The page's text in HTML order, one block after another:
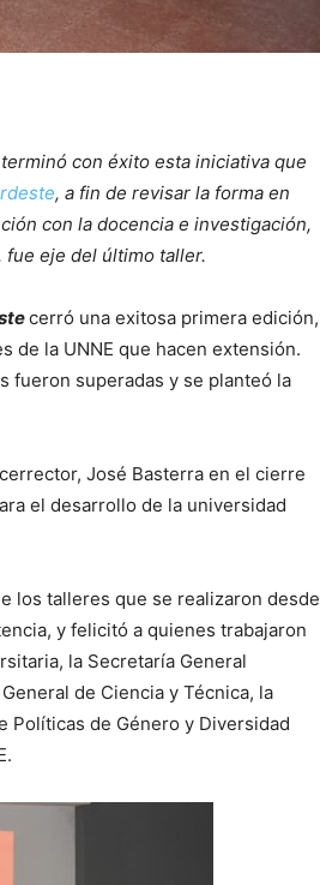
con éxito esta iniciativa que
, a fin de revisar la forma en
con la docencia e investigación,
fue eje del último taller.
cerró una exitosa primera edición,
de la UNNE que hacen extensión.
fueron superadas y se planteó la
José Basterra en el cierre
el desarrollo de la universidad
los talleres que se realizaron desde
y felicitó a quienes trabajaron
la Secretaría General
de Ciencia y Técnica, la
Políticas de Género y Diversidad